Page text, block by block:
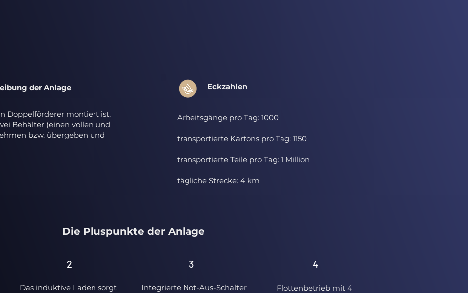
der Anlage
Doppelförderer montiert ist,
Behälter (einen vollen und
bzw. übergeben und
Eckzahlen
Arbeitsgänge pro Tag: 1000
transportierte Kartons pro Tag: 1150
transportierte Teile pro Tag: 1 Million
tägliche Strecke: 4 km
Die Pluspunkte der Anlage
2 3 4
Das induktive Laden sorgt Integrierte Not-Aus-Schalter Flottenbetrieb mit 4